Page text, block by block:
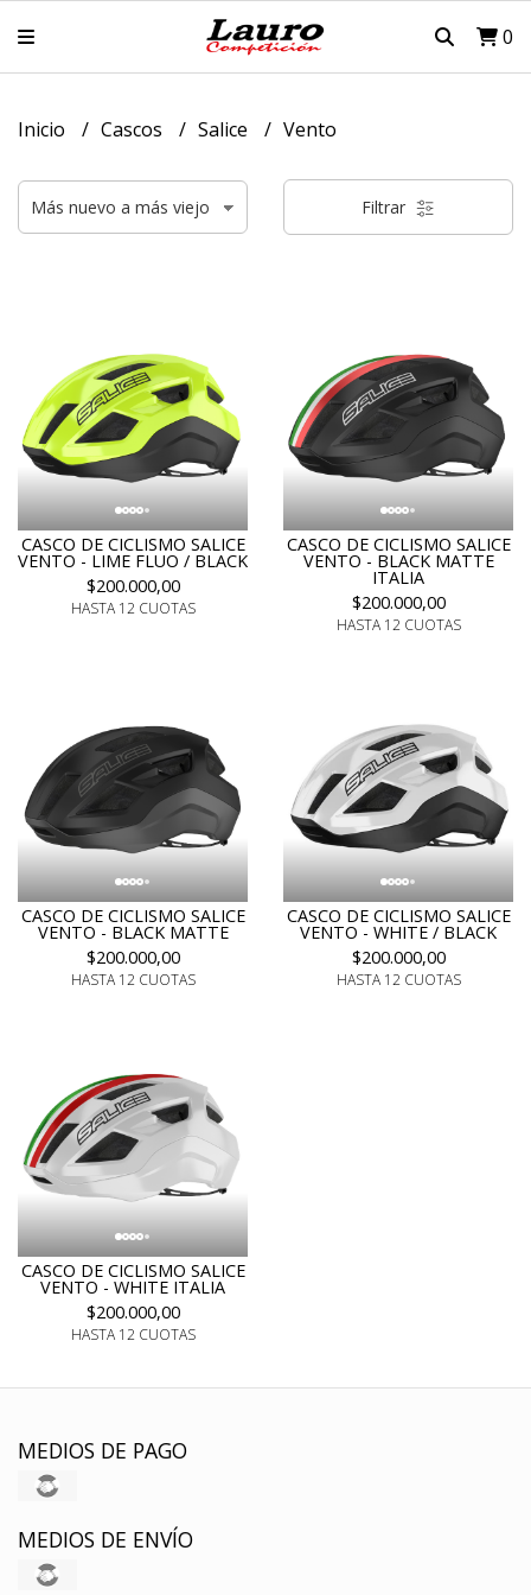
0
Inicio Cascos Salice Vento
Filtrar
CASCO DE CICLISMO SALICE
VENTO - LIME FLUO / BLACK
$200.000,00
HASTA 12 CUOTAS
CASCO DE CICLISMO SALICE
VENTO - BLACK MATTE
ITALIA
$200.000,00
HASTA 12 CUOTAS
CASCO DE CICLISMO SALICE
VENTO - BLACK MATTE
$200.000,00
HASTA 12 CUOTAS
CASCO DE CICLISMO SALICE
VENTO - WHITE / BLACK
$200.000,00
HASTA 12 CUOTAS
CASCO DE CICLISMO SALICE
VENTO - WHITE ITALIA
$200.000,00
HASTA 12 CUOTAS
MEDIOS DE PAGO
MEDIOS DE ENVÍO